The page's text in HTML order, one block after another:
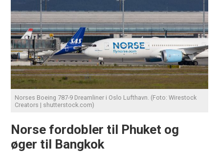
Norses Boeing 787-9 Dreamliner i Oslo Lufthavn. (Foto: Wirestock
Creators | shutterstock.com)
Norse fordobler til Phuket og
øger til Bangkok